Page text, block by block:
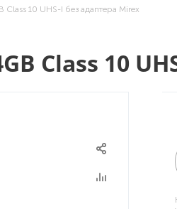
10 UHS-I без адаптера Mirex
Class 10